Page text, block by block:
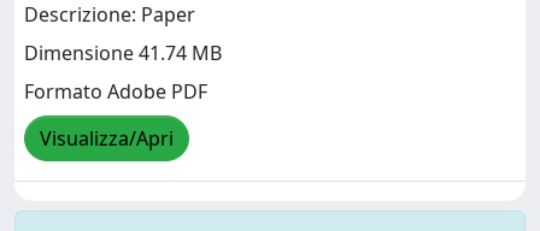
Descrizione: Paper
Dimensione 41.74 MB
Formato Adobe PDF
Visualizza/Apri